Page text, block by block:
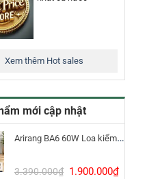
Xem thêm Hot sales
mới cập nhật
Arirang BA6 60W Loa kiểm âm Bluetooth 5.3
3.390.000₫ Giá
1.900.000₫Giá
lượng